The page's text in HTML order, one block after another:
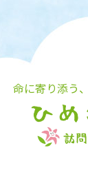
命に寄り添う